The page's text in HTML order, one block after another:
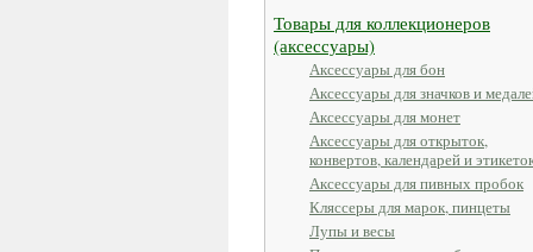
Товары для коллекционеров
(аксессуары)
Аксессуары для бон
Аксессуары для значков и
Аксессуары для монет
Аксессуары для открыток,
конвертов, календарей и
Аксессуары для пивных пробок
Кляссеры для марок, пинцеты
Лупы и весы